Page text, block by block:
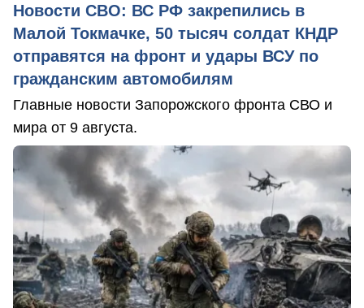
Новости СВО: ВС РФ закрепились в
Малой Токмачке, 50 тысяч солдат КНДР
отправятся на фронт и удары ВСУ по
гражданским автомобилям
Главные новости Запорожского фронта СВО и
мира от 9 августа.